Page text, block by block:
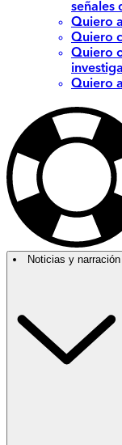
señales
Quiero
Quiero
Quiero
Quiero
Noticias y narración